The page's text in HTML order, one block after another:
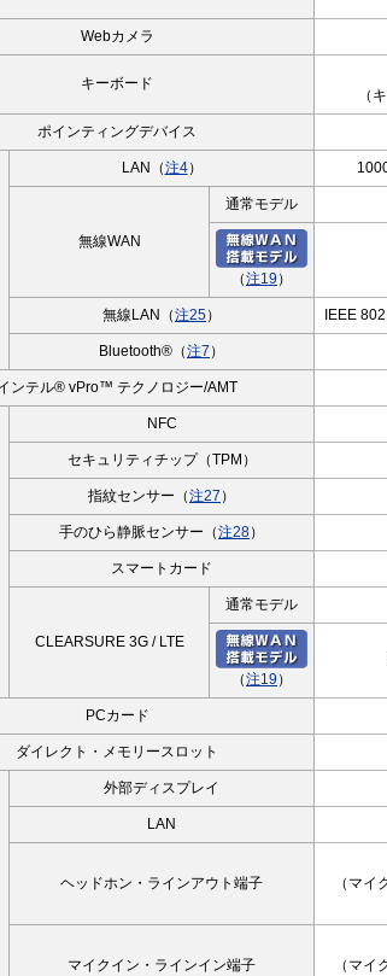
Webカメラ
キーボード
（
ポインティングデバイス
LAN（注4）
無線WAN
通常モデル
（注19 ）
無線LAN（注25） IEEE
Bluetooth®（注7 ）
ンテル® vPro™ テクノロジー/AMT
NFC
セキュリティチップ（TPM）
指紋センサー（注27 ）
手のひら静脈センサー（注28）
スマートカード
CLEARSURE 3G / LTE
通常モデル
（注19 ）
PCカード
ダイレクト・メモリースロット
外部ディスプレイ
LAN
ヘッドホン・ラインアウト端子
（マ
マイクイン・ラインイン端子
（マ